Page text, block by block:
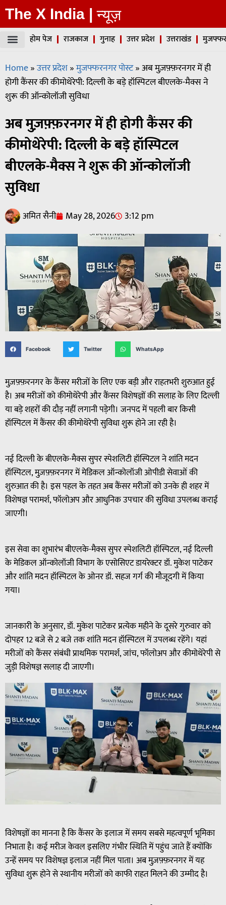
The X India | न्यूज़
होम पेज राजकाज गुनाह उत्तर प्रदेश उत्तराखंड
Home»उत्तर प्रदेश»मुजफ्फरनगर पोस्ट»अब मुज़फ़्फ़रनगर में ही
होगी कैंसर की कीमोथेरेपी: दिल्ली के बड़े हॉस्पिटल बीएलके-मैक्स ने
शुरू की ऑन्कोलॉजी सुविधा
अब मुज़फ़्फ़रनगर में ही होगी कैंसर की
कीमोथेरेपी: दिल्ली के बड़े हॉस्पिटल
बीएलके-मैक्स ने शुरू की ऑन्कोलॉजी
सुविधा
अमित सैनी May 28, 2026 3:12 pm
Facebook Twitter WhatsApp
मुज़फ़्फ़रनगर के कैंसर मरीजों के लिए एक बड़ी और राहतभरी शुरुआत हुई
है। अब मरीजों को कीमोथेरेपी और कैंसर विशेषज्ञों की सलाह के लिए दिल्ली
या बड़े शहरों की दौड़ नहीं लगानी पड़ेगी। जनपद में पहली बार किसी
हॉस्पिटल में कैंसर की कीमोथेरेपी सुविधा शुरू होने जा रही है।
नई दिल्ली के बीएलके-मैक्स सुपर स्पेशलिटी हॉस्पिटल ने शांति मदन
हॉस्पिटल, मुज़फ़्फ़रनगर में मेडिकल ऑन्कोलॉजी ओपीडी सेवाओं की
शुरुआत की है। इस पहल के तहत अब कैंसर मरीजों को उनके ही शहर में
विशेषज्ञ परामर्श, फॉलोअप और आधुनिक उपचार की सुविधा उपलब्ध कराई
जाएगी।
इस सेवा का शुभारंभ बीएलके-मैक्स सुपर स्पेशलिटी हॉस्पिटल, नई दिल्ली
के मेडिकल ऑन्कोलॉजी विभाग के एसोसिएट डायरेक्टर डॉ. मुकेश पाटेकर
और शांति मदन हॉस्पिटल के ओनर डॉ. सहज गर्ग की मौजूदगी में किया
गया।
जानकारी के अनुसार, डॉ. मुकेश पाटेकर प्रत्येक महीने के दूसरे गुरुवार को
दोपहर 12 बजे से 2 बजे तक शांति मदन हॉस्पिटल में उपलब्ध रहेंगे। यहां
मरीजों को कैंसर संबंधी प्राथमिक परामर्श, जांच, फॉलोअप और कीमोथेरेपी से
जुड़ी विशेषज्ञ सलाह दी जाएगी।
विशेषज्ञों का मानना है कि कैंसर के इलाज में समय सबसे महत्वपूर्ण भूमिका
निभाता है। कई मरीज केवल इसलिए गंभीर स्थिति में पहुंच जाते हैं क्योंकि
उन्हें समय पर विशेषज्ञ इलाज नहीं मिल पाता। अब मुज़फ़्फ़रनगर में यह
सुविधा शुरू होने से स्थानीय मरीजों को काफी राहत मिलने की उम्मीद है।